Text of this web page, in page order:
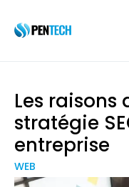
Les raisons
stratégie
entreprise
WEB